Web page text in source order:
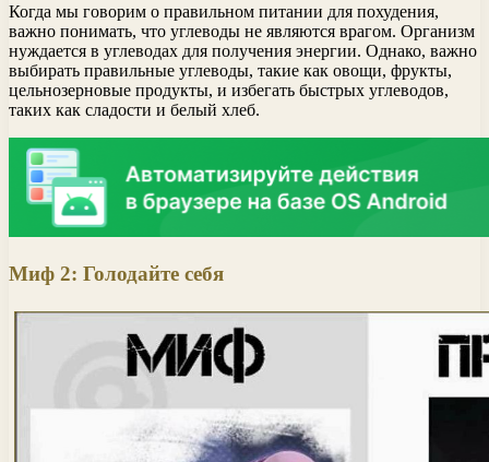
Когда мы говорим о правильном питании для похудения,
важно понимать, что углеводы не являются врагом. Организм
нуждается в углеводах для получения энергии. Однако, важно
выбирать правильные углеводы, такие как овощи, фрукты,
цельнозерновые продукты, и избегать быстрых углеводов,
таких как сладости и белый хлеб.
Миф 2: Голодайте себя